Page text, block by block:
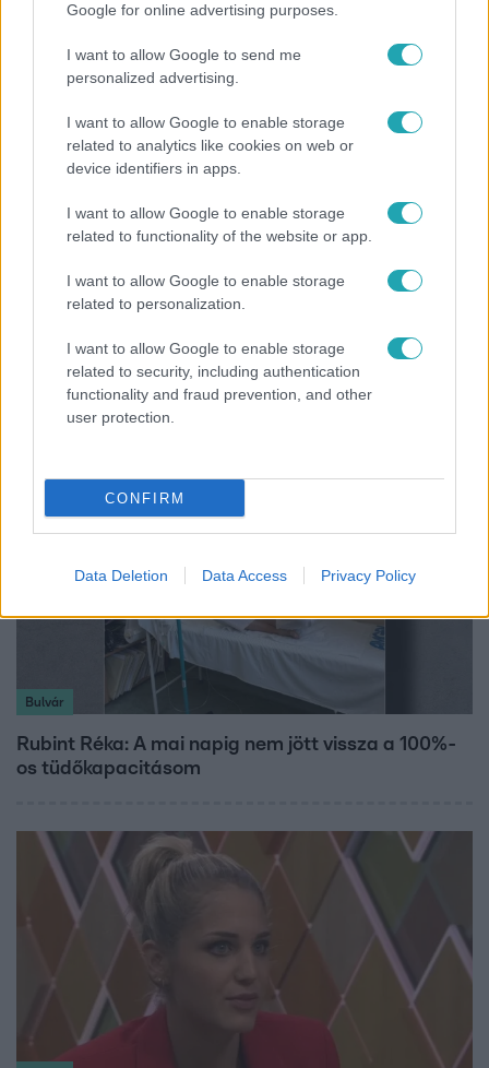
Google for online advertising purposes.
I want to allow Google to send me
personalized advertising.
I want to allow Google to enable storage
related to analytics like cookies on web or
device identifiers in apps.
I want to allow Google to enable storage
related to functionality of the website or app.
I want to allow Google to enable storage
related to personalization.
I want to allow Google to enable storage
related to security, including authentication
functionality and fraud prevention, and other
user protection.
CONFIRM
Data Deletion Data Access Privacy Policy
Népszerű
Már nagymama, de a fiai is kész férfiak: friss fotón
Szandi fiai
Bulvár
Rubint Réka: A mai napig nem jött vissza a 100%-
os tüdőkapacitásom